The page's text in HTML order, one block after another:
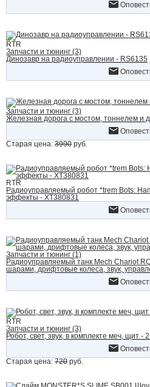
RTR
Запчасти и тюнинг (3)
Динозавр на радиоуправлении - RS6135
Запчасти и тюнинг (3)
Железная дорога с мостом, тоннелем и
Старая цена: 3990 руб.
RTR
Радиоуправляемый робот *trem Bots:
эффекты - XT380831
Запчасти и тюнинг (1)
Радиоуправляемый танк Mech Chariot
шарами, дрифтовые колеса, звук,
RTR
Запчасти и тюнинг (3)
Робот, свет, звук, в комплекте меч, щит -
Старая цена: 720 руб.